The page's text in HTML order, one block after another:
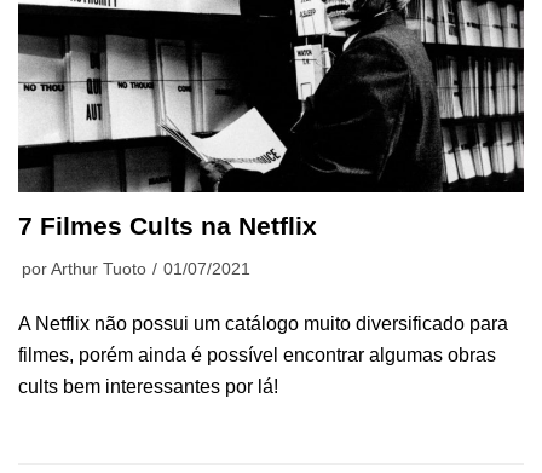
7 Filmes Cults na Netflix
por Arthur Tuoto 01/07/2021
A Netflix não possui um catálogo muito diversificado para
filmes, porém ainda é possível encontrar algumas obras
cults bem interessantes por lá!